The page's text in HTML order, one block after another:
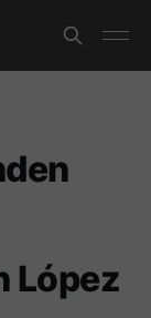
López